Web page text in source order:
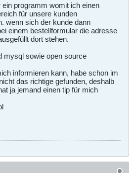
programm womit ich einen
für unsere kunden
wenn sich der kunde dann
einem bestellformular die adresse
dort stehen.
mysql sowie open source
informieren kann, habe schon im
das richtige gefunden, deshalb
ja jemand einen tip für mich